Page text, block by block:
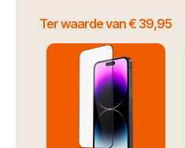
Ter waarde van € 39,95